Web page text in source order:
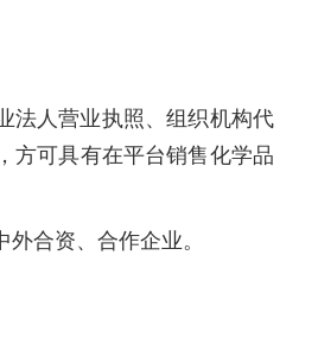
法人营业执照、组织机构代
方可具有在平台销售化学品
合资、合作企业。